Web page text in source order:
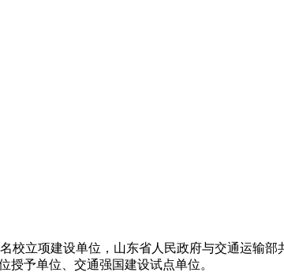
立项建设单位，山东省人民政府与交通运输部
授予单位、交通强国建设试点单位。